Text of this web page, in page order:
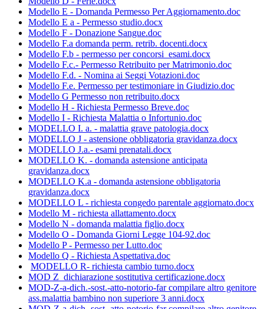
Modello E - Domanda Permesso Per Aggiornamento.doc
Modello E a - Permesso studio.docx
Modello F - Donazione Sangue.doc
Modello F.a domanda perm. retrib. docenti.docx
Modello F.b - permesso per concorsi_esami.docx
Modello F.c.- Permesso Retribuito per Matrimonio.doc
Modello F.d. - Nomina ai Seggi Votazioni.doc
Modello F.e. Permesso per testimoniare in Giudizio.doc
Modello G Permesso non retribuito.docx
Modello H - Richiesta Permesso Breve.doc
Modello I - Richiesta Malattia o Infortunio.doc
MODELLO I. a. - malattia grave patologia.docx
MODELLO J - astensione obbligatoria gravidanza.docx
MODELLO J.a.- esami prenatali.docx
MODELLO K. - domanda astensione anticipata
gravidanza.docx
MODELLO K.a - domanda astensione obbligatoria
gravidanza.docx
MODELLO L - richiesta congedo parentale aggiornato.docx
Modello M - richiesta allattamento.docx
Modello N - domanda malattia figlio.docx
Modello O - Domanda Giorni Legge 104-92.doc
Modello P - Permesso per Lutto.doc
Modello Q - Richiesta Aspettativa.doc
MODELLO R- richiesta cambio turno.docx
MOD Z_dichiarazione sostitutiva certificazione.docx
MOD-Z-a-dich.-sost.-atto-notorio-far compilare altro genitore
ass.malattia bambino non superiore 3 anni.docx